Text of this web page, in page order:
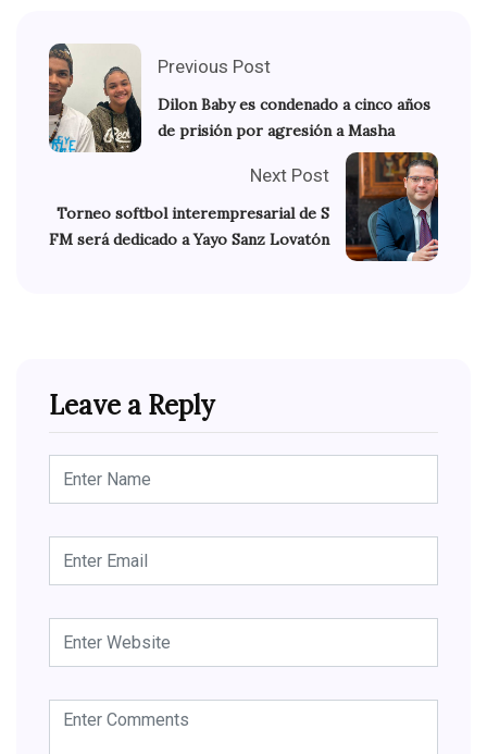
Previous Post
Dilon Baby es condenado a cinco años
de prisión por agresión a Masha
Next Post
Torneo softbol interempresarial de S
FM será dedicado a Yayo Sanz Lovatón
Leave a Reply